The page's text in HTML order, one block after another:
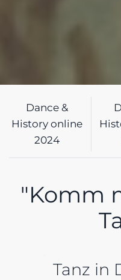
Dance &
History online
2024
"Komm
Tanz in